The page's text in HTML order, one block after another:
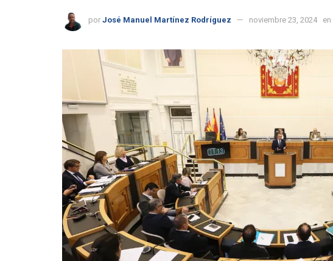
por José Manuel Martínez Rodríguez noviembre 23, 2024 en